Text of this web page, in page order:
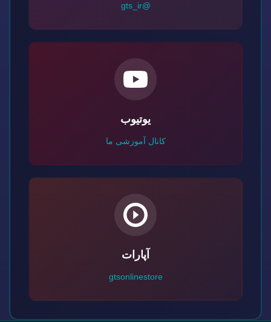
@gts_ir
یوتیوب
کانال آموزشی ما
آپارات
gtsonlinestore